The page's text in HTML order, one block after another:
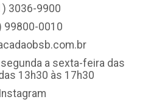
3036-9900
99800-0010
a sexta-feira das
13h30 às 17h30
Instagram